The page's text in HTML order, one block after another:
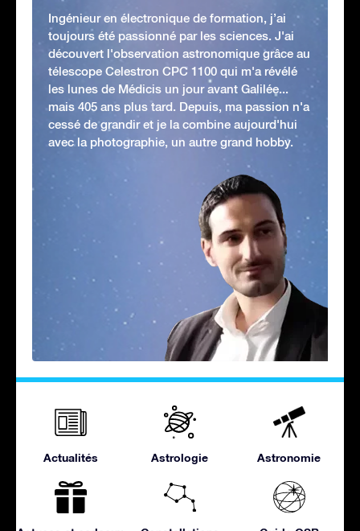
Ingénieur en électronique de formation, j’ai
toujours été passionné par les sciences. J'ai
découvert l'observation astronomique grâce au
télescope Celestron CPC 1100 qui m'a révélé
les lunes de Médicis un jour avant Galilée...
mais 405 ans plus tard. Depuis, ma passion n'a
cessé de grandir et je la combine aujourd'hui
avec la photographie, un autre grand hobby.
Actualités Astrologie Astronomie